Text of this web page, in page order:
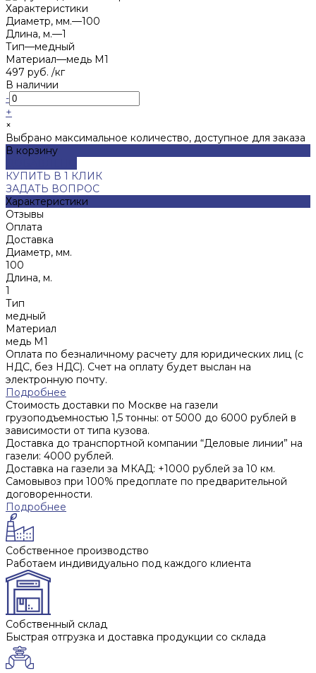
Характеристики
Диаметр, мм.—100
Длина, м.—1
Тип—медный
Материал—медь М1
497 руб. /кг
В наличии
-
+
×
Выбрано максимальное количество, доступное для заказа
В корзину
КУПИТЬ В 1 КЛИК
ЗАДАТЬ ВОПРОС
Характеристики
Отзывы
Оплата
Доставка
Диаметр, мм.
100
Длина, м.
1
Тип
медный
Материал
медь М1
Оплата по безналичному расчету для юридических лиц (с
НДС, без НДС). Счет на оплату будет выслан на
электронную почту.
Подробнее
Стоимость доставки по Москве на газели
грузоподъемностью 1,5 тонны: от 5000 до 6000 рублей в
зависимости от типа кузова.
Доставка до транспортной компании “Деловые линии” на
газели: 4000 рублей.
Доставка на газели за МКАД: +1000 рублей за 10 км.
Самовывоз при 100% предоплате по предварительной
договоренности.
Подробнее
Собственное производство
Работаем индивидуально под каждого клиента
Собственный склад
Быстрая отгрузка и доставка продукции со склада